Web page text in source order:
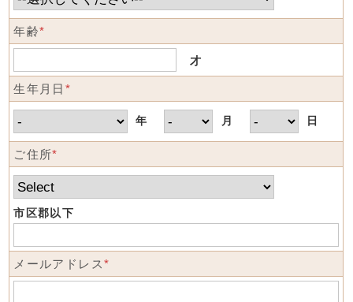
年齢*
才
生年月日 *
年 月 日
ご住所*
市区郡以下
メールアドレス*